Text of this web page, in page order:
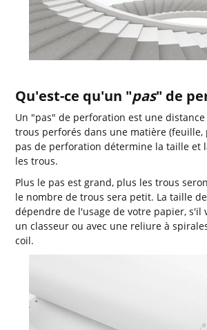
Qu'est-ce qu'un "pas" de
Un "pas" de perforation est une
trous perforés dans une matière (feuille,
pas de perforation détermine la taille et
les trous.
Plus le pas est grand, plus les trous
le nombre de trous sera petit. La taille
dépendre de l'usage de votre papier, s'il
un classeur ou avec une reliure à
coil.